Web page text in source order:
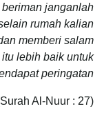
janganlah
rumah kalian
memberi salam
lebih baik untuk
peringatan.
(Surah Al-Nuur : 27)